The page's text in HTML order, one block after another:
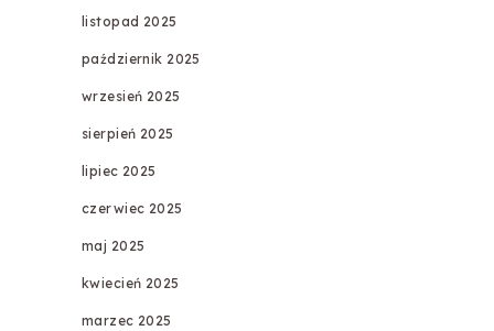
listopad 2025
październik 2025
wrzesień 2025
sierpień 2025
lipiec 2025
czerwiec 2025
maj 2025
kwiecień 2025
marzec 2025